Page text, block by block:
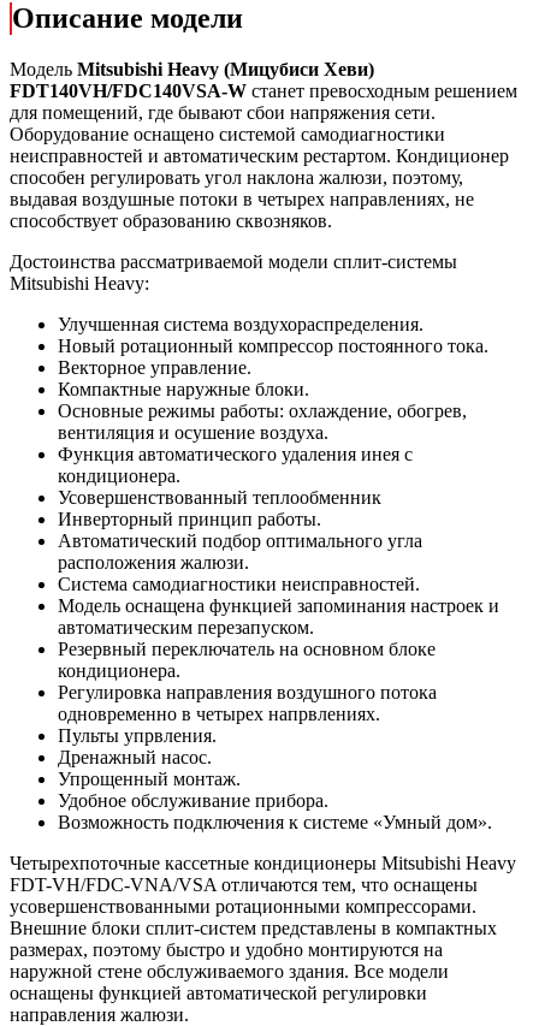
Описание модели
Модель Mitsubishi Heavy (Мицубиси Хеви)
FDT140VH/FDC140VSA-W станет превосходным решением
для помещений, где бывают сбои напряжения сети.
Оборудование оснащено системой самодиагностики
неисправностей и автоматическим рестартом. Кондиционер
способен регулировать угол наклона жалюзи, поэтому,
выдавая воздушные потоки в четырех направлениях, не
способствует образованию сквозняков.
Достоинства рассматриваемой модели сплит-системы
Mitsubishi Heavy:
Улучшенная система воздухораспределения.
Новый ротационный компрессор постоянного тока.
Векторное управление.
Компактные наружные блоки.
Основные режимы работы: охлаждение, обогрев,
вентиляция и осушение воздуха.
Функция автоматического удаления инея с
кондиционера.
Усовершенствованный теплообменник
Инверторный принцип работы.
Автоматический подбор оптимального угла
расположения жалюзи.
Система самодиагностики неисправностей.
Модель оснащена функцией запоминания настроек и
автоматическим перезапуском.
Резервный переключатель на основном блоке
кондиционера.
Регулировка направления воздушного потока
одновременно в четырех напрвлениях.
Пульты упрвления.
Дренажный насос.
Упрощенный монтаж.
Удобное обслуживание прибора.
Возможность подключения к системе «Умный дом».
Четырехпоточные кассетные кондиционеры Mitsubishi Heavy
FDT-VH/FDC-VNA/VSA отличаются тем, что оснащены
усовершенствованными ротационными компрессорами.
Внешние блоки сплит-систем представлены в компактных
размерах, поэтому быстро и удобно монтируются на
наружной стене обслуживаемого здания. Все модели
оснащены функцией автоматической регулировки
направления жалюзи.